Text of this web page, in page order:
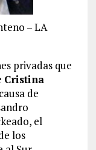
– LA
privadas que
Cristina
de
el
los